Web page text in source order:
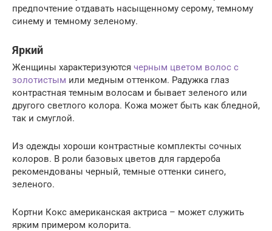
предпочтение отдавать насыщенному серому, темному
синему и темному зеленому.
Яркий
Женщины характеризуются черным цветом волос с
золотистым или медным оттенком. Радужка глаз
контрастная темным волосам и бывает зеленого или
другого светлого колора. Кожа может быть как бледной,
так и смуглой.
Из одежды хороши контрастные комплекты сочных
колоров. В роли базовых цветов для гардероба
рекомендованы черный, темные оттенки синего,
зеленого.
Кортни Кокс американская актриса – может служить
ярким примером колорита.